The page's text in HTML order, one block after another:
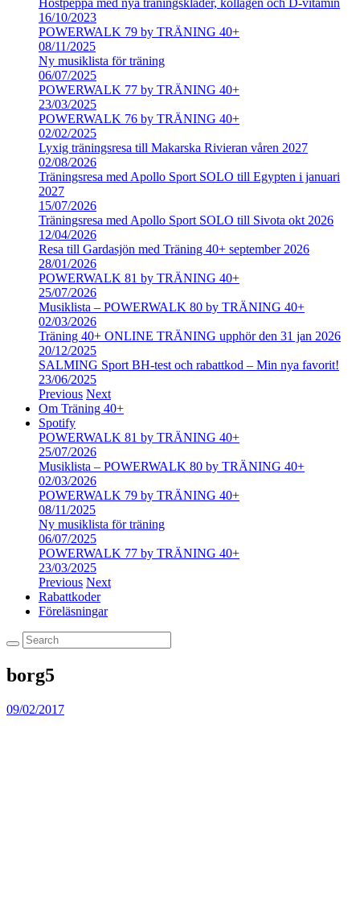
Höstpeppa med nya träningskläder, kollagen och D-vitamin
16/10/2023
POWERWALK 79 by TRÄNING 40+
08/11/2025
Ny musiklista för träning
06/07/2025
POWERWALK 77 by TRÄNING 40+
23/03/2025
POWERWALK 76 by TRÄNING 40+
02/02/2025
Lyxig träningsresa till Makarska Rivieran våren 2027
02/08/2026
Träningsresa med Apollo Sport SOLO till Egypten i januari
2027
15/07/2026
Träningsresa med Apollo Sport SOLO till Sivota okt 2026
12/04/2026
Resa till Gardasjön med Träning 40+ september 2026
28/01/2026
POWERWALK 81 by TRÄNING 40+
25/07/2026
Musiklista – POWERWALK 80 by TRÄNING 40+
02/03/2026
Träning 40+ ONLINE TRÄNING upphör den 31 jan 2026
20/12/2025
SALMING Sport BH-test och rabattkod – Min nya favorit!
23/06/2025
Previous Next
Om Träning 40+
Spotify
POWERWALK 81 by TRÄNING 40+
25/07/2026
Musiklista – POWERWALK 80 by TRÄNING 40+
02/03/2026
POWERWALK 79 by TRÄNING 40+
08/11/2025
Ny musiklista för träning
06/07/2025
POWERWALK 77 by TRÄNING 40+
23/03/2025
Previous Next
Rabattkoder
Föreläsningar
borg5
09/02/2017